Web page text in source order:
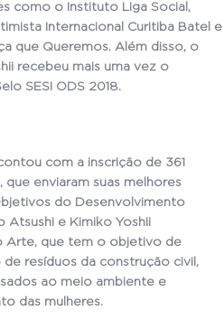
como o Instituto Liga Social,
Internacional Curitiba Batel e
que Queremos. Além disso, o
recebeu mais uma vez o
SESI ODS 2018.
com a inscrição de 361
enviaram suas melhores
do Desenvolvimento
Atsushi e Kimiko Yoshii
Arte, que tem o objetivo de
resíduos da construção civil,
ao meio ambiente e
das mulheres.